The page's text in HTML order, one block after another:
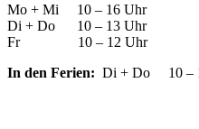
Mo + Mi 10 – 16 Uhr
Di + Do 10 – 13 Uhr
Fr 10 – 12 Uhr
In den Ferien: Di + Do 10 –